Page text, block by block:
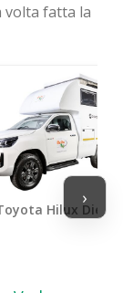
fatta la
›
Hilux Diesel